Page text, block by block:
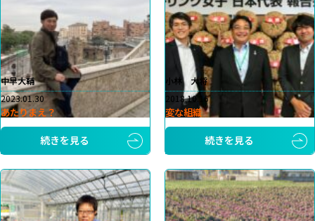
中早大輔
2023.01.30
あたりまえ？
続きを見る
小林 大将
2018.10.16
変な組織
続きを見る